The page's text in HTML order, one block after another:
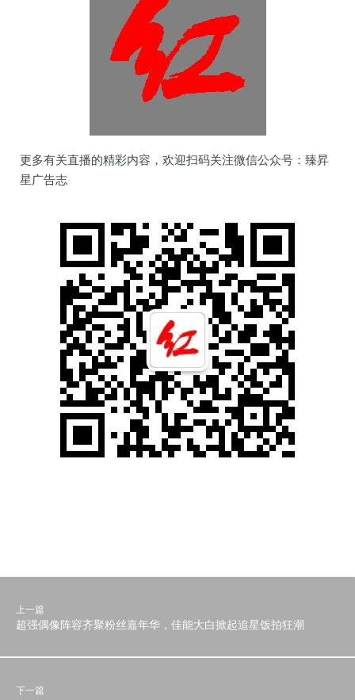
更多有关直播的精彩内容，欢迎扫码关注微信公众号：臻昇
星广告志
上一篇
超强偶像阵容齐聚粉丝嘉年华，佳能大白掀起追星饭拍狂潮
下一篇